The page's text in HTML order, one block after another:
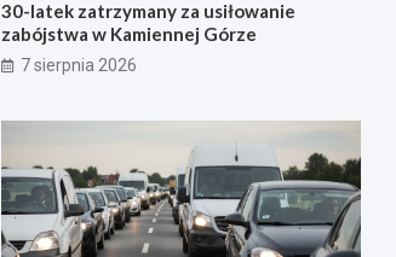
30-latek zatrzymany za usiłowanie
zabójstwa w Kamiennej Górze
7 sierpnia 2026